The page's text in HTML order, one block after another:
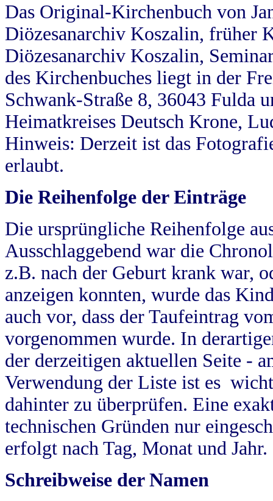
Das Original-Kirchenbuch von
Diözesanarchiv Koszalin, früher
Diözesanarchiv Koszalin,
des Kirchenbuches liegt in der
Schwank-Straße 8, 36043 Fulda
Heimatkreises Deutsch Krone,
Hinweis: Derzeit ist das
erlaubt.
Die Reihenfolge der Einträge
Die ursprüngliche Reihenfolge
Ausschlaggebend war die
z.B. nach der Geburt krank war,
anzeigen konnten, wurde das
auch vor, dass der Taufeintrag
vorgenommen wurde. In
der derzeitigen aktuellen Seite -
Verwendung der Liste ist es
dahinter zu überprüfen. Eine
technischen Gründen nur
erfolgt nach Tag, Monat und Jahr.
Schreibweise der Namen